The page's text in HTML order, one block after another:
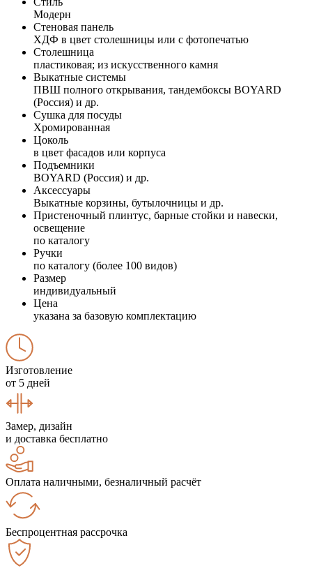
Модерн
Стеновая панель
ХДФ в цвет столешницы или с фотопечатью
Столешница
пластиковая; из искусственного камня
Выкатные системы
ПВШ полного открывания, тандембоксы BOYARD
(Россия) и др.
Сушка для посуды
Хромированная
Цоколь
в цвет фасадов или корпуса
Подъемники
BOYARD (Россия) и др.
Аксессуары
Выкатные корзины, бутылочницы и др.
Пристеночный плинтус, барные стойки и навески,
освещение
по каталогу
Ручки
по каталогу (более 100 видов)
Размер
индивидуальный
Цена
указана за базовую комплектацию
Изготовление
от 5 дней
Замер, дизайн
и доставка бесплатно
Оплата наличными, безналичный расчёт
Беспроцентная рассрочка